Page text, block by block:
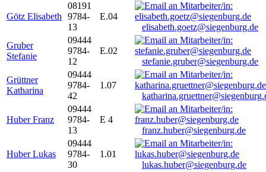
Götz Elisabeth
08191
9784-
13
E.04
elisabeth.goetz@siegenburg.de
Gruber
Stefanie
09444
9784-
12
E.02
stefanie.gruber@siegenburg.de
Grüttner
Katharina
09444
9784-
42
1.07
Huber Franz
09444
9784-
13
E 4
franz.huber@siegenburg.de
Huber Lukas
09444
9784-
30
1.01
lukas.huber@siegenburg.de